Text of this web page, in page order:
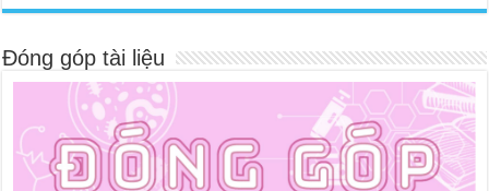
Đóng góp tài liệu